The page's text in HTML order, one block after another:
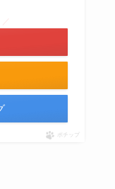
ポチップ